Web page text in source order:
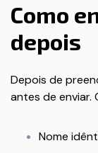
Como
depois
Depois de
antes de enviar.
Nome